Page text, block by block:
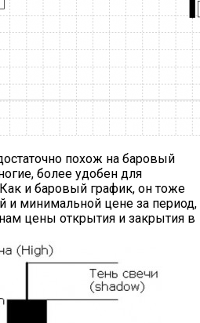
похож на баровый
более удобен для
и баровый график, он тоже
и минимальной цене за период,
цены открытия и закрытия в